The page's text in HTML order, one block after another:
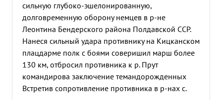
сильную глубоко-эшелонированную,
долговременную оборону немцев в р-не
Леонтина Бендерского района Полдавской ССР.
Нанеся сильный удара противнику на Кицканском
плацдарме полк с боями соверишил марш более
130 км, отбросил противника к р. Прут
командирова заключение темандорожденных
Встретив сопротивление противника в р-нах с.